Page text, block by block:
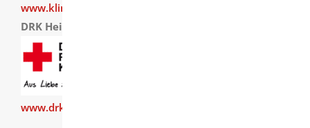
www.kliniken-heidenheim.de
DRK Heidenheim
www.drk-heidenheim.de